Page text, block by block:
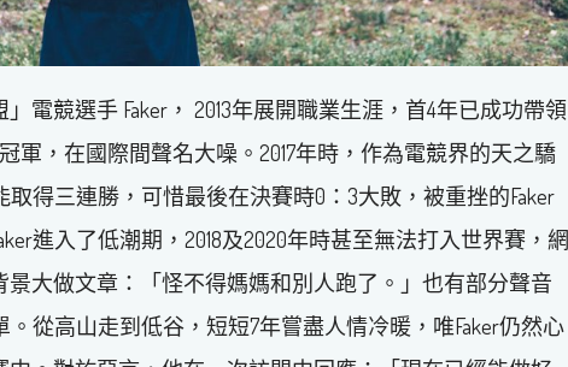
電競選手 Faker， 2013年展開職業生涯，首4年已成功帶領
軍，在國際間聲名大噪。2017年時，作為電競界的天之驕
取得三連勝，可惜最後在決賽時0：3大敗，被重挫的Faker
進入了低潮期，2018及2020年時甚至無法打入世界賽，網
景大做文章：「怪不得媽媽和別人跑了。」也有部分聲音
。從高山走到低谷，短短7年嘗盡人情冷暖，唯Faker仍然心